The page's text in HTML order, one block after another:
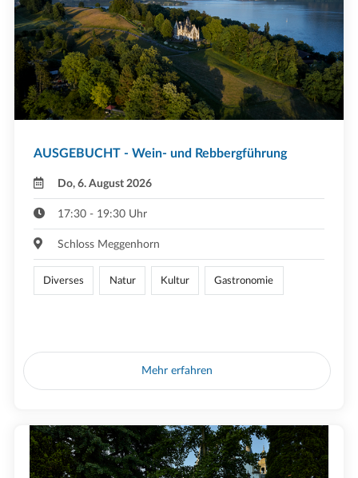
AUSGEBUCHT - Wein- und Rebbergführung
Do, 6. August 2026
17:30 - 19:30 Uhr
Schloss Meggenhorn
Diverses Natur Kultur Gastronomie
Mehr erfahren